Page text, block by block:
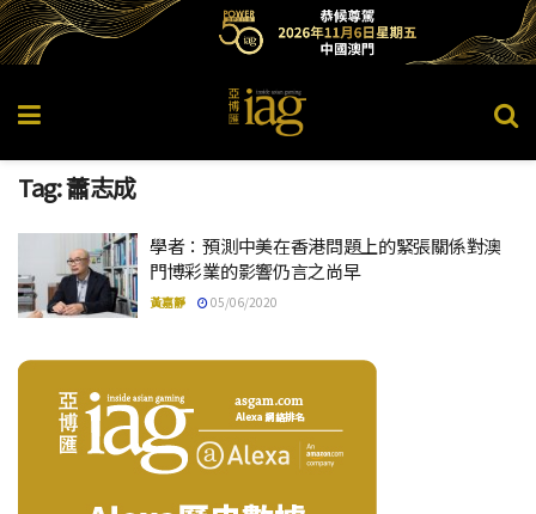
Tag:蕭志成
學者：預測中美在香港問題上的緊張關係對澳
門博彩業的影響仍言之尚早
黃嘉靜 05/06/2020